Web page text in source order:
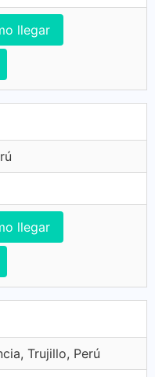
llegar
llegar
Trujillo, Perú